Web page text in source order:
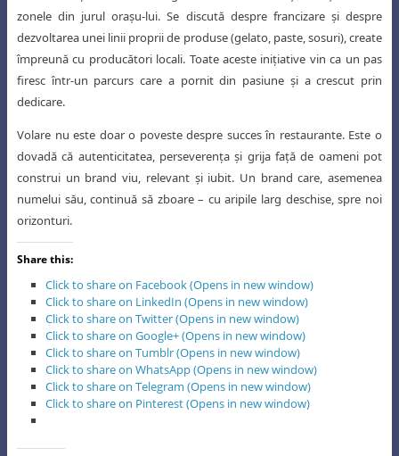
zonele din jurul oraşu-lui. Se discută despre francizare şi despre
dezvoltarea unei linii proprii de produse (gelato, paste, sosuri), create
împreună cu producători locali. Toate aceste iniţiative vin ca un pas
firesc într-un parcurs care a pornit din pasiune şi a crescut prin
dedicare.
Volare nu este doar o poveste despre succes în restaurante. Este o
dovadă că autenticitatea, perseverenţa şi grija faţă de oameni pot
construi un brand viu, relevant şi iubit. Un brand care, asemenea
numelui său, continuă să zboare – cu aripile larg deschise, spre noi
orizonturi.
Share this:
Click to share on Facebook (Opens in new window)
Click to share on LinkedIn (Opens in new window)
Click to share on Twitter (Opens in new window)
Click to share on Google+ (Opens in new window)
Click to share on Tumblr (Opens in new window)
Click to share on WhatsApp (Opens in new window)
Click to share on Telegram (Opens in new window)
Click to share on Pinterest (Opens in new window)